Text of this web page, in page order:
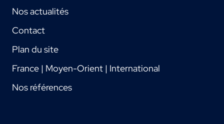
Nos actualités
Contact
Plan du site
France | Moyen-Orient | International
Nos références